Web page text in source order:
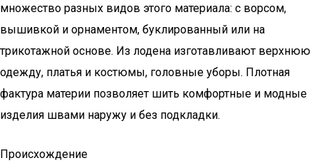
множество разных видов этого материала: с ворсом,
вышивкой и орнаментом, буклированный или на
трикотажной основе. Из лодена изготавливают верхнюю
одежду, платья и костюмы, головные уборы. Плотная
фактура материи позволяет шить комфортные и модные
изделия швами наружу и без подкладки.
Происхождение